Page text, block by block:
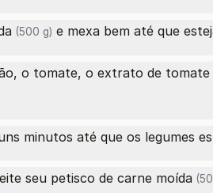
(500 g) e mexa bem até que
o tomate, o extrato de tomate
minutos até que os legumes
seu petisco de carne moída